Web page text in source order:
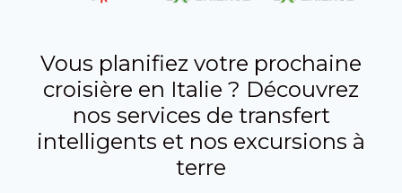
Vous planifiez votre prochaine
croisière en Italie ? Découvrez
nos services de transfert
intelligents et nos excursions à
terre